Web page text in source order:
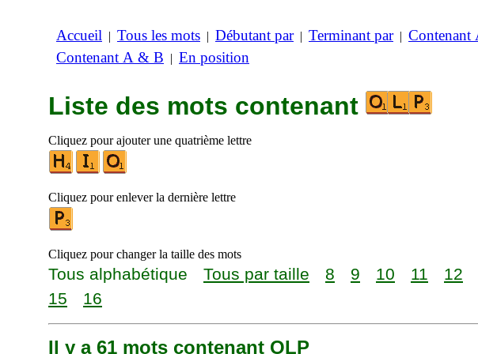
Accueil | Tous les mots | Débutant par| Terminant par| Contenant
Contenant A & B | En position
Liste des mots contenant
Cliquez pour ajouter une quatrième lettre
Cliquez pour enlever la dernière lettre
Cliquez pour changer la taille des mots
Tous alphabétique Tous par taille 8 9 10 11 12
15
16
Il y a 61 mots contenant OLP